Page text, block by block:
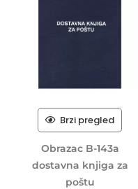
Brzi pregled
Obrazac B-143a
dostavna knjiga za
poštu